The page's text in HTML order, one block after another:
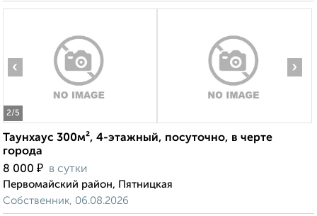
2/5
‹ ›
Таунхаус 300м², 4-этажный, посуточно, в черте
города
8 000 ₽ в сутки
Первомайский район, Пятницкая
Собственник, 06.08.2026